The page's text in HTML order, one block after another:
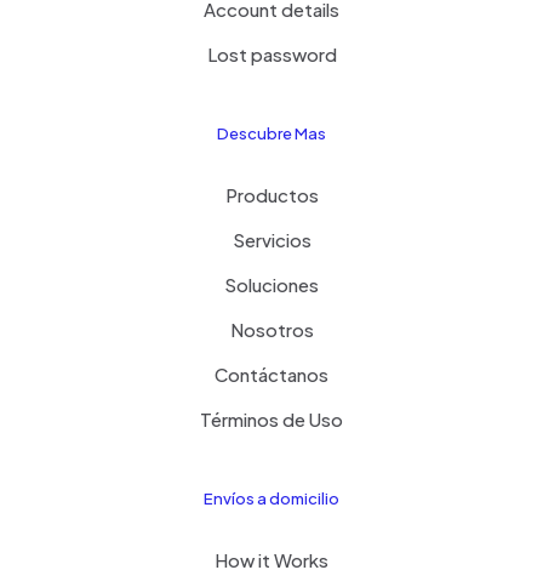
Account details
Lost password
Descubre Mas
Productos
Servicios
Soluciones
Nosotros
Contáctanos
Términos de Uso
Envíos a domicilio
How it Works